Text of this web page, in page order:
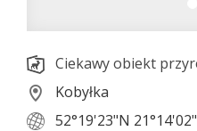
Ciekawy obiekt
Kobyłka
52°19'23"N